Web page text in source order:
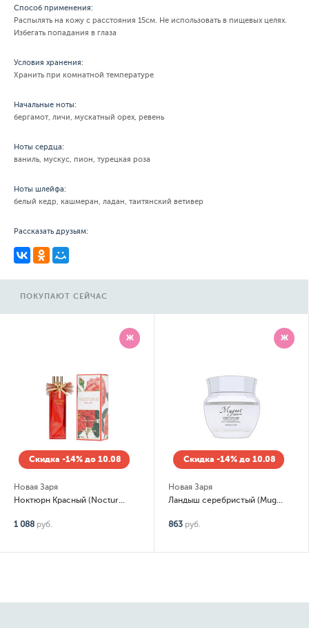
Способ применения:
Распылять на кожу с расстояния 15см. Не использовать в пищевых целях.
Избегать попадания в глаза
Условия хранения:
Хранить при комнатной температуре
Начальные ноты:
бергамот, личи, мускатный орех, ревень
Ноты сердца:
ваниль, мускус, пион, турецкая роза
Ноты шлейфа:
белый кедр, кашмеран, ладан, таитянский ветивер
Рассказать друзьям:
ПОКУПАЮТ СЕЙЧАС
Ж
Скидка -14% до 10.08
Новая Заря
Ноктюрн Красный (Nocturne Rouge)
1 088 руб.
Ж
Скидка -14% до 10.08
Новая Заря
Ландыш серебристый (Muguet) Крем ночной для интенсивного восстановления кожи
863 руб.